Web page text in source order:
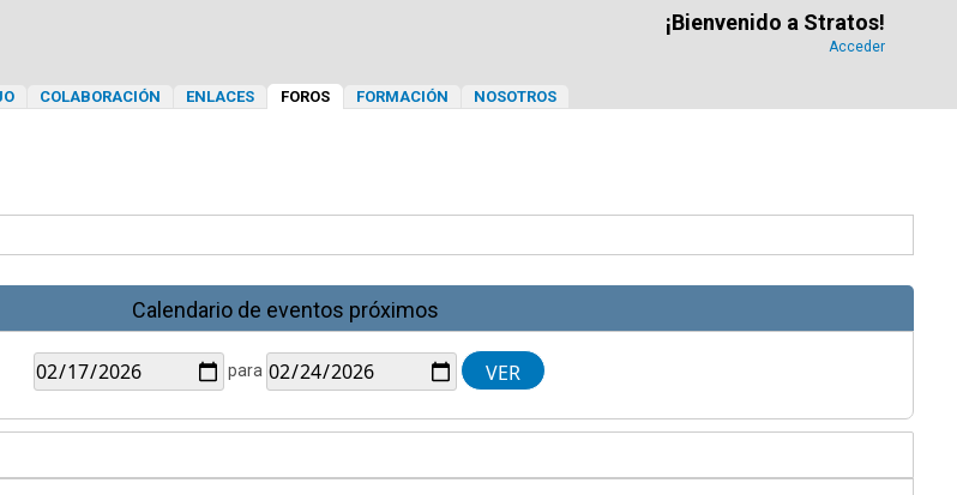
¡Bienvenido a Stratos!
Acceder
COLABORACIÓN ENLACES FOROS FORMACIÓN NOSOTROS
Calendario de eventos próximos
para